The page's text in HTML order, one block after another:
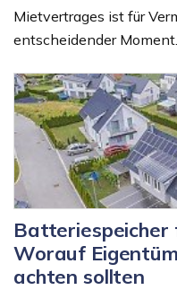
Mietvertrages ist für
entscheidender Moment.
Batteriespeicher
Worauf
achten sollten